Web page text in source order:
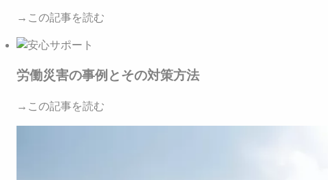
→この記事を読む
労働災害の事例とその対策方法
→この記事を読む